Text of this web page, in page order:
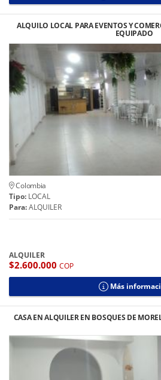
ALQUILO LOCAL PARA EVENTOS Y
EQUIPADO
Colombia
Tipo: LOCAL
Para:ALQUILER
ALQUILER
$2.600.000 COP
Más
CASA EN ALQUILER EN BOSQUES DE